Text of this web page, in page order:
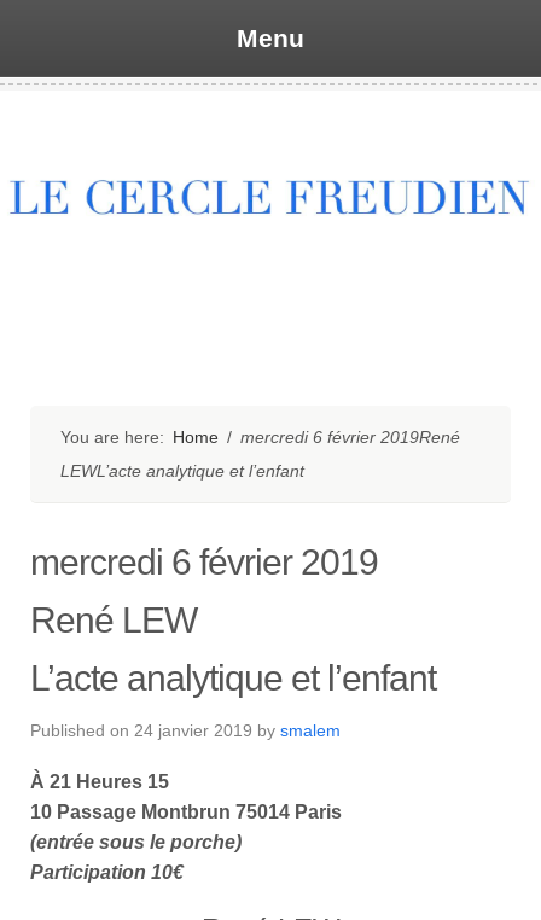
Menu
You are here: Home / mercredi 6 février 2019René
LEWL’acte analytique et l’enfant
mercredi 6 février 2019
René LEW
L’acte analytique et l’enfant
Published on 24 janvier 2019 by smalem
À 21 Heures 15
10 Passage Montbrun 75014 Paris
(entrée sous le porche)
Participation 10€